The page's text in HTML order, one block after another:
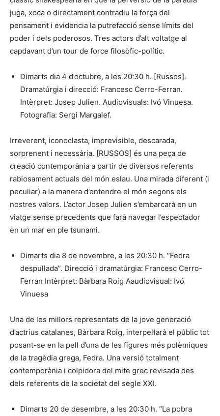
juga, xoca o directament contradiu la força del
pensament i evidencia la putrefacció sense límits del
poder i dels poderosos. Tres actors d’alt voltatge al
capdavant d’un tour de force filosòfic-polític.
Dimarts dia 4 d’octubre, a les 20:30 h. [Russos].
Dramatúrgia i direcció: Francesc Cerro-Ferran.
Intèrpret: Josep Julien. Audiovisuals: Ivó Vinuesa.
Fotografia: Sergi Margalef.
Irreverent, iconoclasta, imprevisible, descarada,
sorprenent i necessària. [RUSSOS] és una peça de
creació contemporània a partir de diversos referents
rabiosament actuals del món eslau. Una mirada diferent (i
peculiar) a la manera d’entendre el món segons els
nostres valors. L’actor Josep Julien s’embarcarà en un
viatge sense precedents que farà navegar l’espectador
en un mar en ple tsunami.
Dimarts dia 8 de novembre, a les 20:30 h. “Fedra
despullada”. Direcció i dramatúrgia: Francesc Cerro-
Ferran Intèrpret: Bàrbara Roig Aaudiovisual: Ivó
Vinuesa
Una de les millors representats de la jove generació
d’actrius catalanes, Bàrbara Roig, interpel·larà el públic tot
posant-se en la pell d’una de les figures més polèmiques
de la tragèdia grega, Fedra. Una versió totalment
contemporània i colpidora del mite grec revisada des
dels referents de la societat del segle XXI.
Dimarts 20 de desembre, a les 20:30 h. “La pobra